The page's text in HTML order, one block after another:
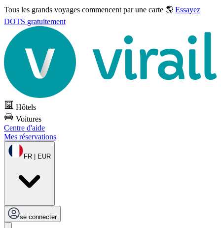
Tous les grands voyages commencent par une carte 🌎 Essayez
DOTS gratuitement
Hôtels
Voitures
Centre d'aide
Mes réservations
FR | EUR
se connecter